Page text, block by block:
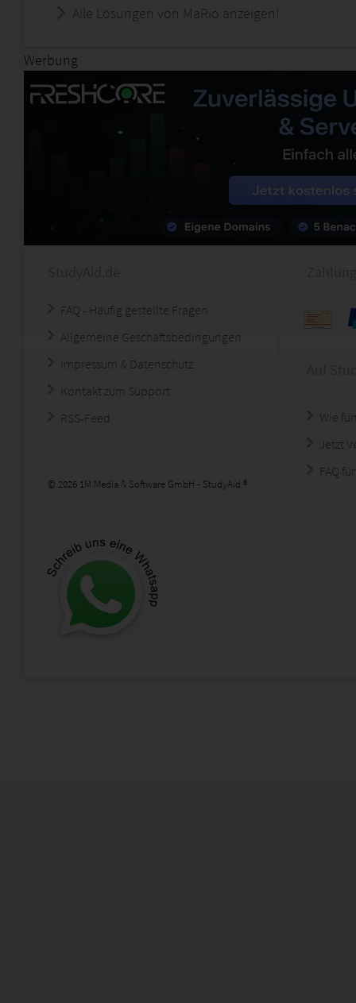
Alle Lösungen von MaRio anzeigen!
Werbung
FAQ - Häufig gestellte Fragen
Allgemeine Geschäftsbedingungen
Impressum & Datenschutz
Kontakt zum Support
RSS-Feed
© 2026 1M Media & Software GmbH - StudyAid ®
Wie
Jetzt
FAQ